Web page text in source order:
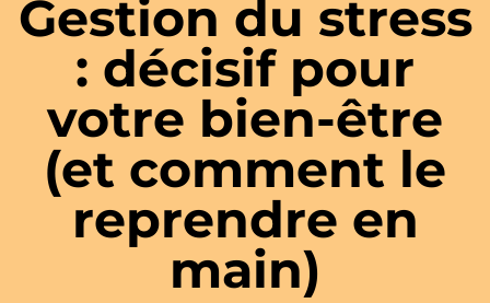
Gestion du stress
: décisif pour
votre bien-être
(et comment le
reprendre en
main)